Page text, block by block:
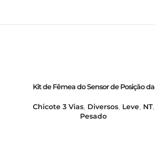
Kit de Fêmea do Sensor de Posição da
Potenciômetro PF2com00-5com00-
6com00-1com00 – GB70030020
Chicote 3 Vias, Diversos, Leve, NT,
Pesado